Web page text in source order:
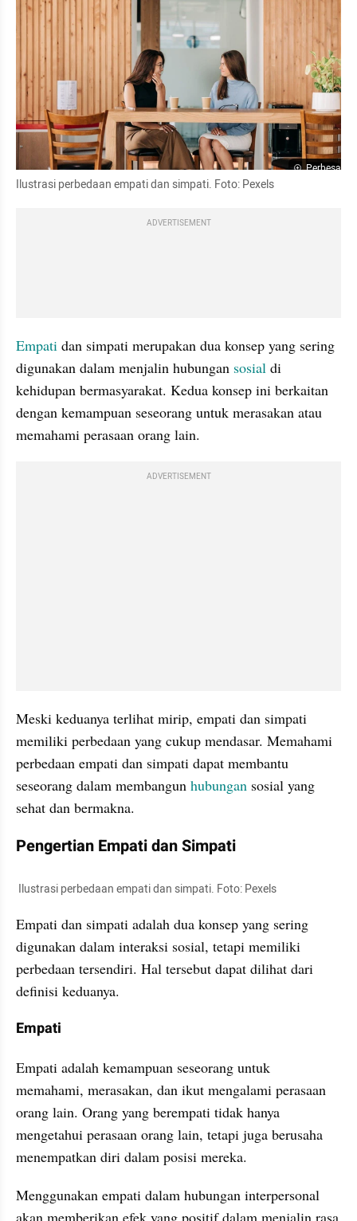
Perbesar
Ilustrasi perbedaan empati dan simpati. Foto: Pexels
ADVERTISEMENT
Empati dan simpati merupakan dua konsep yang sering
digunakan dalam menjalin hubungan sosial di
kehidupan bermasyarakat. Kedua konsep ini berkaitan
dengan kemampuan seseorang untuk merasakan atau
memahami perasaan orang lain.
ADVERTISEMENT
Meski keduanya terlihat mirip, empati dan simpati
memiliki perbedaan yang cukup mendasar. Memahami
perbedaan empati dan simpati dapat membantu
seseorang dalam membangun hubungan sosial yang
sehat dan bermakna.
Pengertian Empati dan Simpati
Ilustrasi perbedaan empati dan simpati. Foto: Pexels
Empati dan simpati adalah dua konsep yang sering
digunakan dalam interaksi sosial, tetapi memiliki
perbedaan tersendiri. Hal tersebut dapat dilihat dari
definisi keduanya.
Empati
Empati adalah kemampuan seseorang untuk
memahami, merasakan, dan ikut mengalami perasaan
orang lain. Orang yang berempati tidak hanya
mengetahui perasaan orang lain, tetapi juga berusaha
menempatkan diri dalam posisi mereka.
Menggunakan empati dalam hubungan interpersonal
akan memberikan efek yang positif dalam menjalin rasa